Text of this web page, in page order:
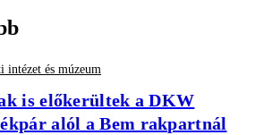
intézet és múzeum
is előkerültek a DKW
alól a Bem rakpartnál